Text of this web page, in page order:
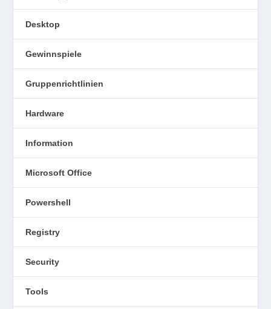
Desktop
Gewinnspiele
Gruppenrichtlinien
Hardware
Information
Microsoft Office
Powershell
Registry
Security
Tools